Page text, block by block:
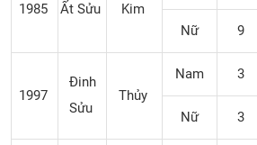
1985 Ất Sửu Kim
Nữ 9
1997
Đinh
Sửu
Thủy
Nam 3
Nữ 3